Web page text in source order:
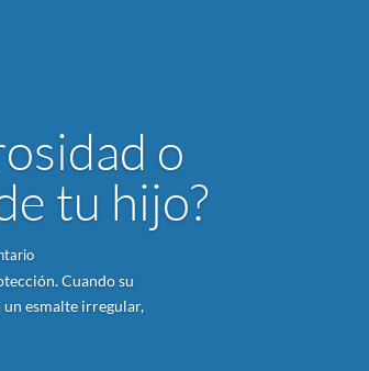
o
tu hijo?
Cuando su
esmalte irregular,